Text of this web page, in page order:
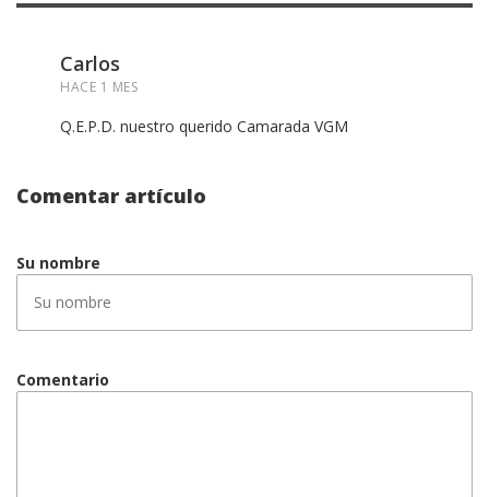
Carlos
HACE 1 MES
Q.E.P.D. nuestro querido Camarada VGM
Comentar artículo
Su nombre
Comentario